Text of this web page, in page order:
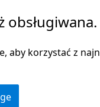
obsługiwana.
aby korzystać z